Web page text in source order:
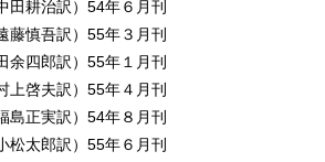
耕治訳）54年６月刊
慎吾訳）55年３月刊
訳）55年１月刊
夫訳）55年４月刊
正実訳）54年８月刊
太郎訳）55年６月刊